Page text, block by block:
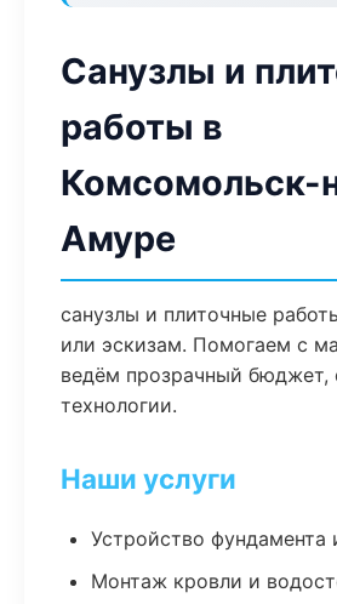
Санузлы и
работы в
Комсомольск-
Амуре
санузлы и плиточные
или эскизам. Помогаем с
ведём прозрачный бюджет,
технологии.
Наши услуги
Устройство фундамента
Монтаж кровли и